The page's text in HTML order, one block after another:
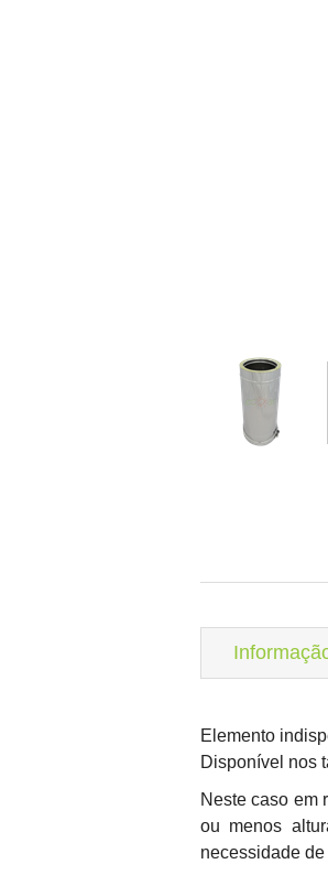
Elemento
Disponível nos
Neste caso em
ou menos
necessidade